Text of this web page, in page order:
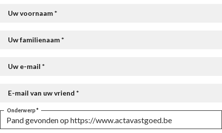
Uw voornaam *
Uw familienaam *
Uw e-mail *
E-mail van uw vriend *
Onderwerp *